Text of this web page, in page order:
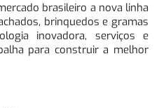
brasileiro a nova linha
brinquedos e gramas
inovadora, serviços e
para construir a melhor